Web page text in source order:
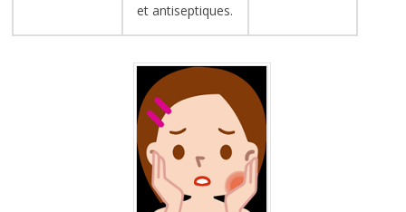
et antiseptiques.